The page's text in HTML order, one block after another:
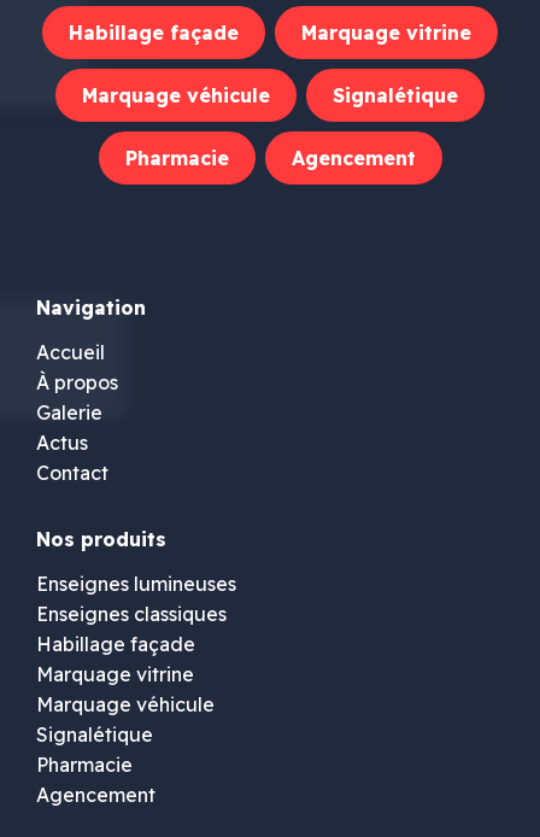
Habillage façade Marquage vitrine
Marquage véhicule Signalétique
Pharmacie Agencement
Navigation
Accueil
À propos
Galerie
Actus
Contact
Nos produits
Enseignes lumineuses
Enseignes classiques
Habillage façade
Marquage vitrine
Marquage véhicule
Signalétique
Pharmacie
Agencement